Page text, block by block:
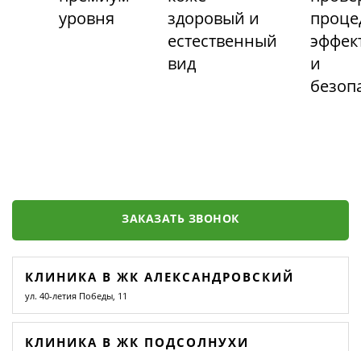
уровня
здоровый и
естественный
вид
и
ЗАКАЗАТЬ ЗВОНОК
КЛИНИКА В ЖК АЛЕКСАНДРОВСКИЙ
ул. 40-летия Победы, 11
КЛИНИКА В ЖК ПОДСОЛНУХИ